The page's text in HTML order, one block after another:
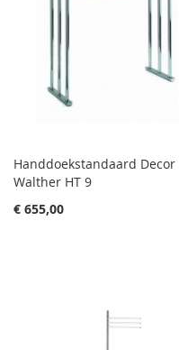
Handdoekstandaard Decor
Walther HT 9
€ 655,00